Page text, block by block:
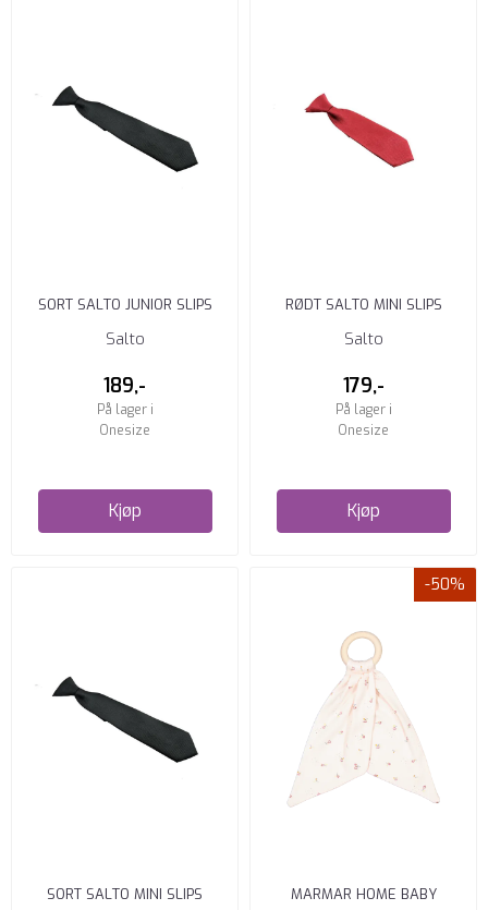
SORT SALTO JUNIOR SLIPS
M/STRUKTUR 11-16 ÅR
Salto
189,-
På lager i
Onesize
Kjøp
RØDT SALTO MINI SLIPS
M/STRUKTUR 1-5 ÅR
Salto
179,-
På lager i
Onesize
Kjøp
SORT SALTO MINI SLIPS
-50%
MARMAR HOME BABY